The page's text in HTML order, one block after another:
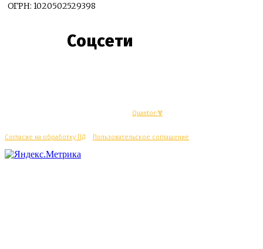
ОГРН: 1020502529398
Соцсети
Quantor-∀
Согласие на обработку ПД Пользовательское соглашение